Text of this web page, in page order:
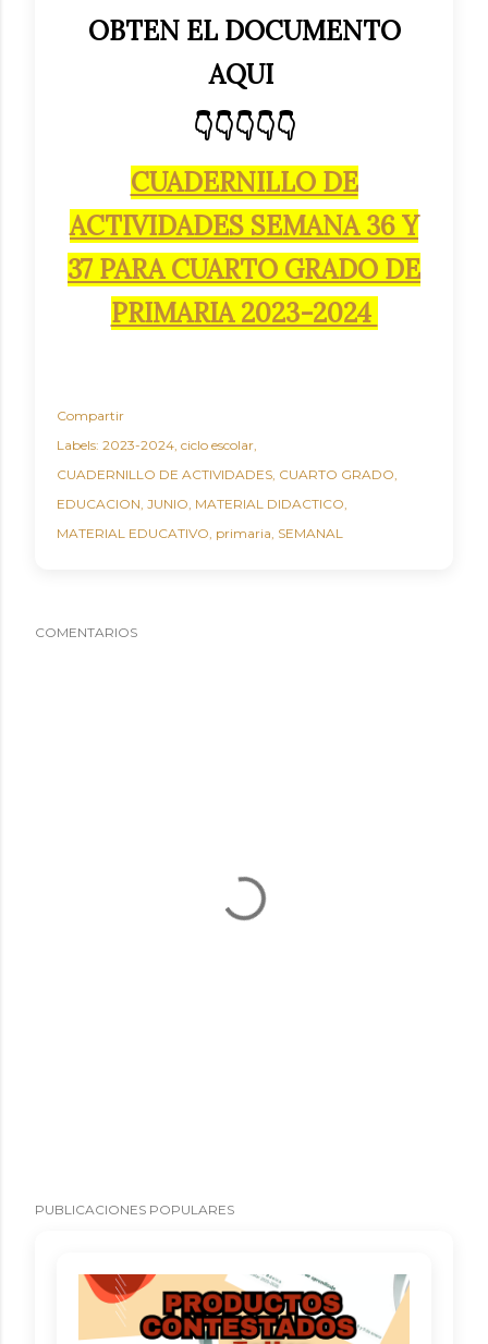
OBTEN EL DOCUMENTO
AQUI
👇👇👇👇👇
CUADERNILLO DE
ACTIVIDADES SEMANA 36 Y
37 PARA CUARTO GRADO DE
PRIMARIA 2023-2024
Compartir
Labels: 2023-2024 ciclo escolar
CUADERNILLO DE ACTIVIDADES CUARTO GRADO
EDUCACION JUNIO MATERIAL DIDACTICO
MATERIAL EDUCATIVO primaria SEMANAL
COMENTARIOS
PUBLICACIONES POPULARES